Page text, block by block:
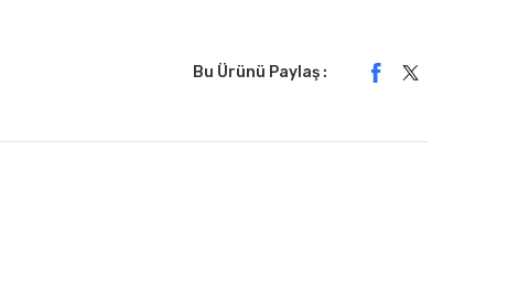
Bu Ürünü Paylaş :